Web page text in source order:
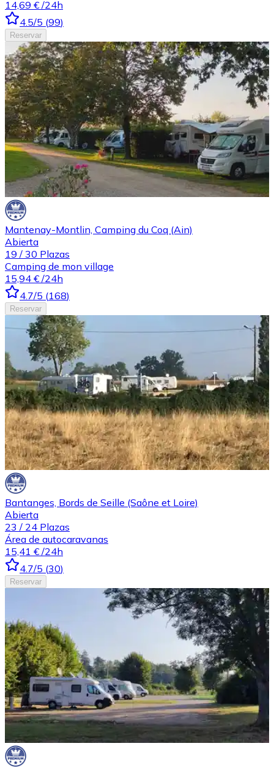
14,69 € /24h
4.5/5 (99)
Reservar
Mantenay-Montlin, Camping du Coq (Ain)
Abierta
19 / 30 Plazas
Camping de mon village
15,94 € /24h
4.7/5 (168)
Reservar
Bantanges, Bords de Seille (Saône et Loire)
Abierta
23 / 24 Plazas
Área de autocaravanas
15,41 € /24h
4.7/5 (30)
Reservar